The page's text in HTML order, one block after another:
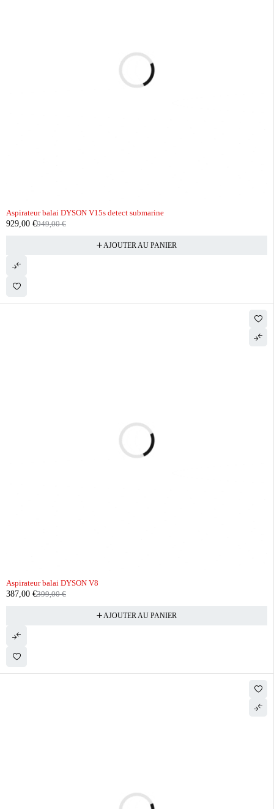
Aspirateur balai DYSON V15s detect submarine
949,00€
929,00 €
AJOUTER AU PANIER
Aspirateur balai DYSON V8
399,00€
387,00 €
AJOUTER AU PANIER